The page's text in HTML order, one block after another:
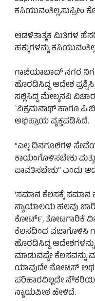
ಕಸಿಯುವಂತಿಲ್ಲ,ಸುಪ್ರೀಂ
ಆಡಳಿತಾತ್ಮಕ ಮಿತಿಗಳ
ಹಕ್ಕುಗಳನ್ನು
ಗಾಜಿಯಾಬಾದ್‌ ನಗರ
ಹೊರಡಿಸಿದ್ದ ಆದೇಶ
ಸಲ್ಲಿಸಿದ್ದ ಮೇಲ್ಮನವಿ
`ವಿಕ್ರಮನಾಥ್ ಹಾಗೂ
ಅಭಿಪ್ರಾಯ ವ್ಯಕ್ತಪಡಿಸಿದೆ.
“ಎಲ್ಲ ದಿನಗೂಲಿಗಳ
ಕಾಯಂಗೊಳಿಸಬೇಕು
ಪಾವತಿಸಬೇಕು” ಎಂದು
‘ಸಮಾನ ಕೆಲಸಕ್ಕೆ ಸಮಾನ
ನ್ಯಾಯಾಲಯ ಹಲವು ಬಾರಿ
ಕೋರ್ಟ್, ತೋಟಗಾರಿಕೆ
ಕೆಲಸದಿಂದ
ಹೊರಡಿಸಿದ್ದ
ಮಾಡುವಷ್ಟೇ ಕೆಲಸವನ್ನು
ಯಾವುದೇ ನೋಟಿಸ್
ಪರಿಹಾರವಿಲ್ಲದೇ
ನ್ಯಾಯಪೀಠ ಹೇಳಿದೆ.